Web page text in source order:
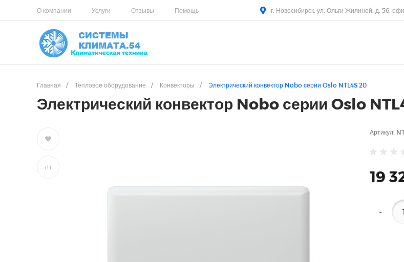
О компании Услуги Отзывы Помощь г. Новосибирск, ул. Ольги Жилиной, д. 56,
Главная / Тепловое оборудование / Конвекторы / Электрический конвектор Nobo серии Oslo NTL4S 20
Электрический конвектор Nobo серии Oslo
Артикул:
19
-